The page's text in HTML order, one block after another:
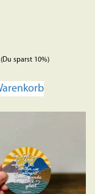
sparst 10%)